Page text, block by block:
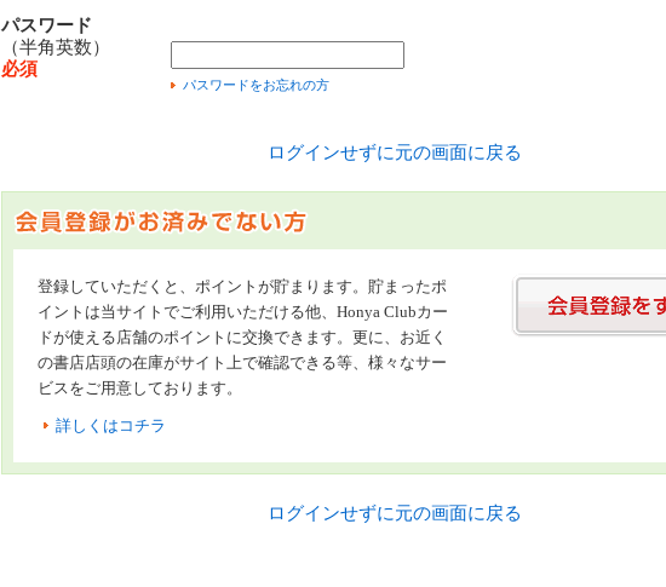
パスワード
（半角英数）
必須
パスワードをお忘れの方
ログインせずに元の画面に戻る
登録していただくと、ポイントが貯まります。貯まったポ
イントは当サイトでご利用いただける他、Honya Clubカー
ドが使える店舗のポイントに交換できます。更に、お近く
の書店店頭の在庫がサイト上で確認できる等、様々なサー
ビスをご用意しております。
詳しくはコチラ
ログインせずに元の画面に戻る